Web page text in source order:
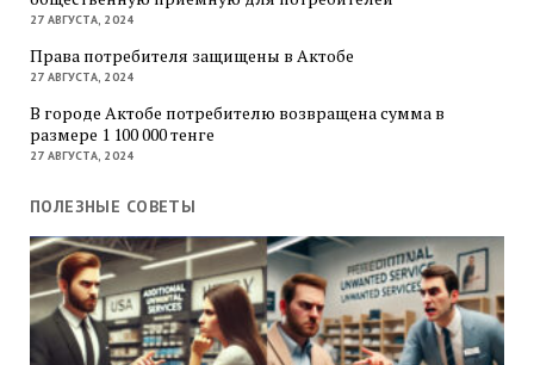
27 АВГУСТА, 2024
Права потребителя защищены в Актобе
27 АВГУСТА, 2024
В городе Актобе потребителю возвращена сумма в
размере 1 100 000 тенге
27 АВГУСТА, 2024
ПОЛЕЗНЫЕ СОВЕТЫ